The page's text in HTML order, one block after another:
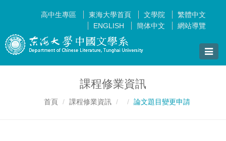
高中生專區 東海大學首頁 文學院
繁體中文
ENGLISH
簡体中文 網站導覽
Toggle
課程修業資訊
首頁 課程修業資訊 論文題目變更申請